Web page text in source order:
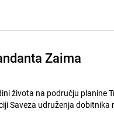
Zaima
života na području planine
Saveza udruženja dobitnika